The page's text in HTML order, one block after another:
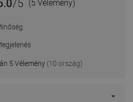
/5 (5 Vélemény)
5 Vélemény (10 ország)